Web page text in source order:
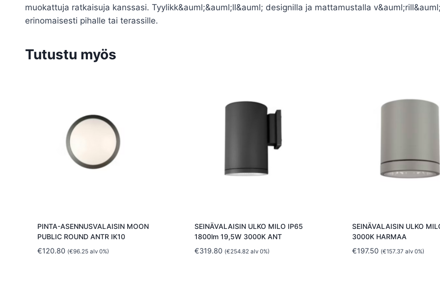
muokattuja ratkaisuja kanssasi. Tyylikk&auml;&auml;ll&auml; designilla ja mattamustalla
erinomaisesti pihalle tai terassille.
Tutustu myös
PINTA-ASENNUSVALAISIN MOON
PUBLIC ROUND ANTR IK10
€120.80 (€96.25alv 0%)
SEINÄVALAISIN ULKO MILO IP65
1800lm 19,5W 3000K ANT
€319.80 (€254.82 alv 0%)
SEINÄVALAISIN ULKO
3000K HARMAA
€197.50 (€157.37 alv 0%)